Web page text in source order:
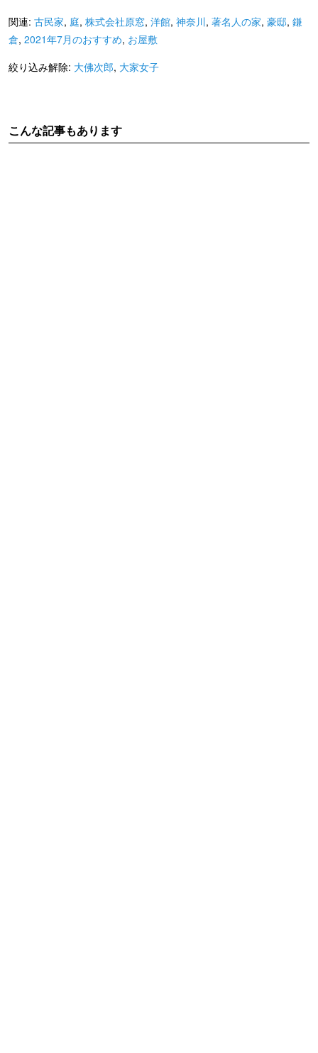
関連: 古民家, 庭, 株式会社原窓, 洋館, 神奈川, 著名人の家, 豪邸, 鎌
倉, 2021年7月のおすすめ, お屋敷
絞り込み解除: 大佛次郎, 大家女子
こんな記事もあります